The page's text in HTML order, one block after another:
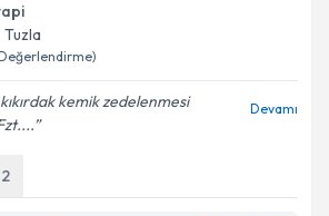
Tuzla
kemik zedelenmesi
Devamı
2